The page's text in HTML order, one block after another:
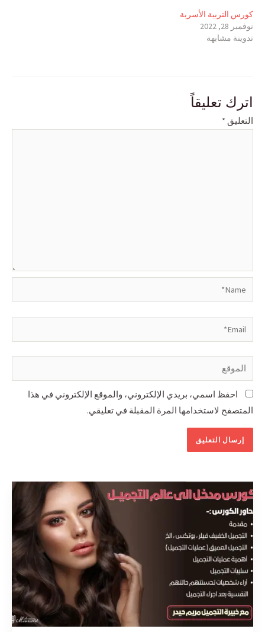
كورس التربية الأسرية
نوفمبر 28, 2022
تدوينة مشابهة
اترك تعليقاً
التعليق *
احفظ اسمي، بريدي الإلكتروني، والموقع الإلكتروني في هذا
المتصفح لاستخدامها المرة المقبلة في تعليقي.